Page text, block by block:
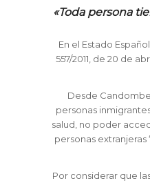
«Toda persona
En el Estado
557/2011, de 20 de
Desde
personas
salud, no poder
personas
Por considerar que